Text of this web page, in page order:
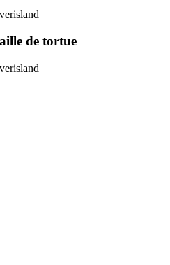
de tortue